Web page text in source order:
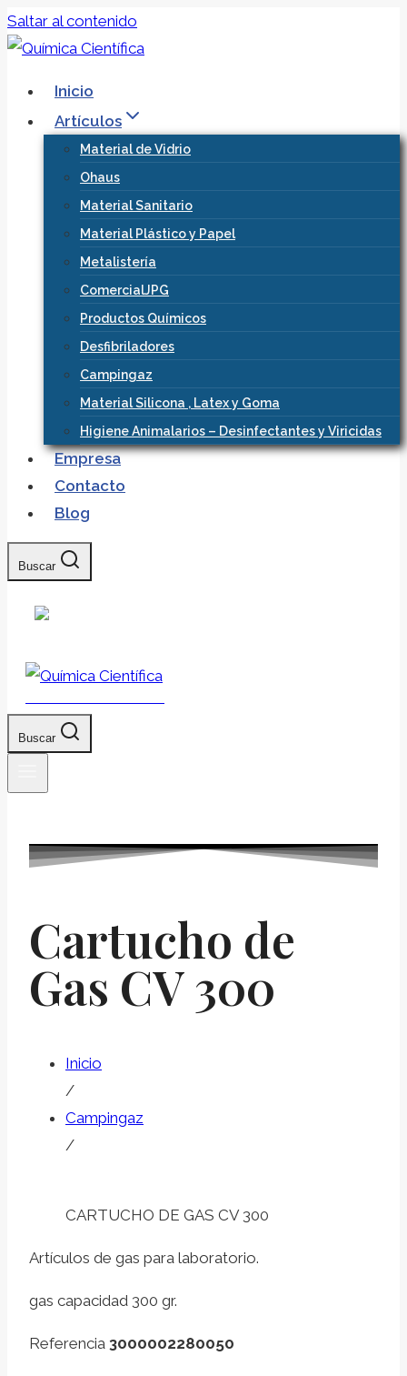
Saltar al contenido
Inicio
Artículos
Material de Vidrio
Ohaus
Material Sanitario
Material Plástico y Papel
Metalistería
ComercialJPG
Productos Químicos
Desfibriladores
Campingaz
Material Silicona , Latex y Goma
Higiene Animalarios – Desinfectantes y Viricidas
Empresa
Contacto
Blog
Buscar
Buscar
Cartucho de
Gas CV 300
Inicio
/
Campingaz
/
CARTUCHO DE GAS CV 300
Artículos de gas para laboratorio.
gas capacidad 300 gr.
Referencia 3000002280050